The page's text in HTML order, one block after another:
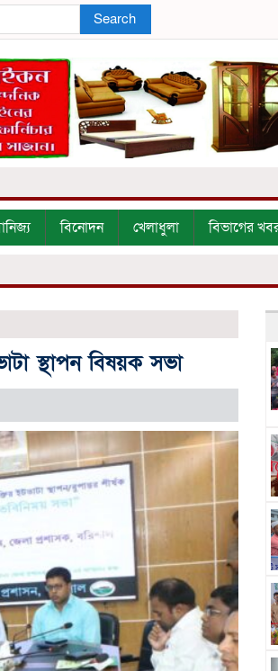
Search
বিনোদন খেলাধুলা বিভাগের
স্থাপন বিষয়ক সভা